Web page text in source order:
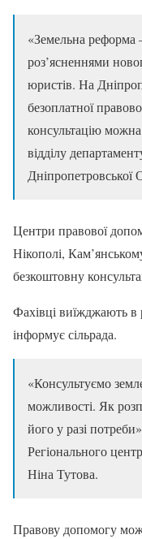
«Земельна реформа
роз’ясненнями
юристів. На
безоплатної
консультацію
відділу
Центри правової
Нікополі,
безкоштовну
Фахівці виїжджають
інформує сільрада.
«Консультуємо
можливості. Як
його у разі
Регіонального
Ніна Тутова.
Правову допомогу